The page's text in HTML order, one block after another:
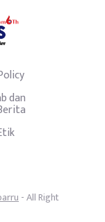
dan
- All Right